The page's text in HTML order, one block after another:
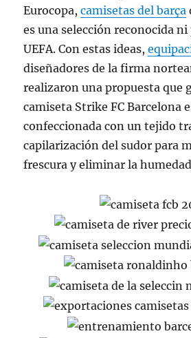
Eurocopa,camisetas del barça
es una selección reconocida
UEFA. Con estas ideas,
diseñadores de la firma
realizaron una propuesta que
camiseta Strike FC Barcelona
confeccionada con un tejido
capilarización del sudor para
frescura y eliminar la